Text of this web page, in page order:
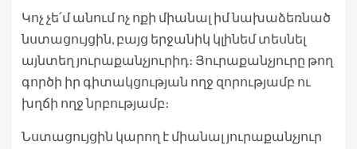
Կոչ չե՛մ անում ոչ ոքի միանալ իմ նախաձեռնած
նստացույցին, բայց երջանիկ կլինեմ տեսնել
այնտեղ յուրաքանչյուրիդ։ Յուրաքանչյուրը թող
գործի իր գիտակցության ողջ զորությամբ ու
խղճի ողջ նրբությամբ։
Նստացույցին կարող է միանալ յուրաքանչյուր